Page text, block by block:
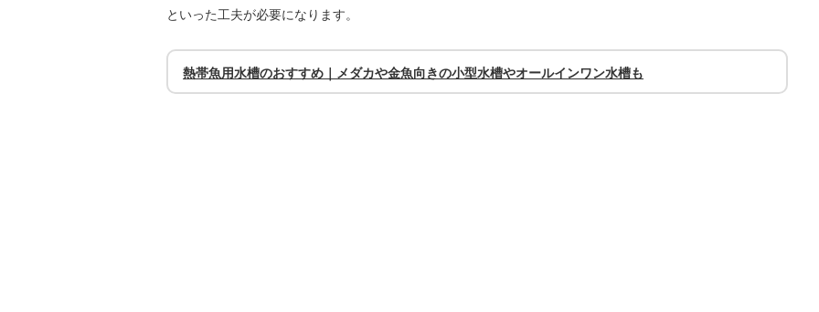
といった工夫が必要になります。
熱帯魚用水槽のおすすめ｜メダカや金魚向きの小型水槽やオールインワン水槽も